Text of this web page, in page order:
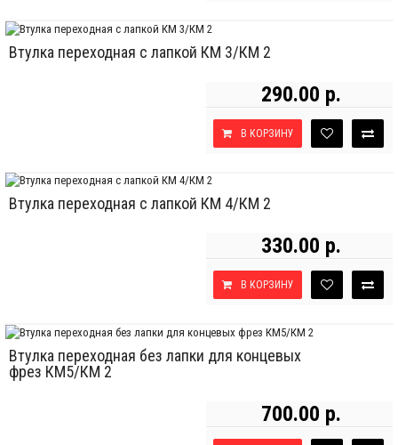
Втулка переходная с лапкой КМ 3/КМ 2
290.00 р.
В КОРЗИНУ
Втулка переходная с лапкой КМ 4/КМ 2
330.00 р.
В КОРЗИНУ
Втулка переходная без лапки для концевых
фрез КМ5/КМ 2
700.00 р.